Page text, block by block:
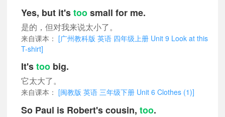
Yes, but it'stoosmall for me.
是的，但对我来说太小了。
来自课本： [广州教科版 英语 四年级上册 Unit 9 Look at this
T-shirt]
It'stoo big.
它太大了。
来自课本： [闽教版 英语 三年级下册 Unit 6 Clothes (1)]
So Paul is Robert's cousin, too.